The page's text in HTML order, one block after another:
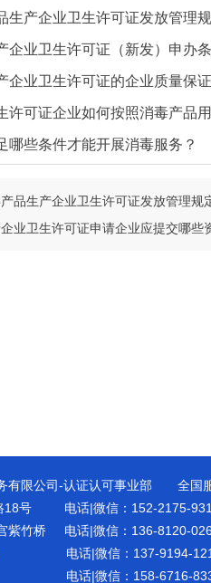
生产企业卫生许可证发放管理
企业卫生许可证（新发）申办
企业卫生许可证的企业质量保
许可证企业如何按照消毒产品
哪些条件才能开展消毒服务？
品生产企业卫生许可证发放管理规
业卫生许可证申请企业应提交哪些
有限公司-认证认可事业部 全
路18号 电话|微信：152-2175-
宫紫竹桥 电话|微信：136-
号 电话|微信：137-9194-
号 电话|微信：158-6716-